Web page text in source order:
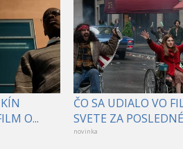
O...
ČO SA UDIALO VO
SVETE ZA
novinka